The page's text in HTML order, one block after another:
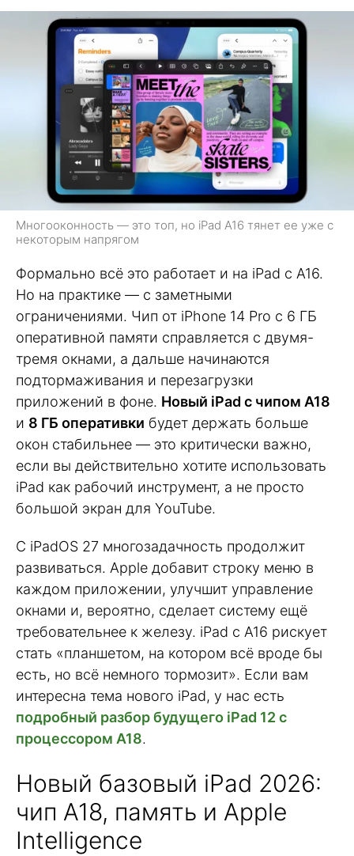
Многооконность — это топ, но iPad A16 тянет ее уже с
некоторым напрягом
Формально всё это работает и на iPad с A16.
Но на практике — с заметными
ограничениями. Чип от iPhone 14 Pro с 6 ГБ
оперативной памяти справляется с двумя-
тремя окнами, а дальше начинаются
подтормаживания и перезагрузки
приложений в фоне. Новый iPad с чипом A18
и 8 ГБ оперативки будет держать больше
окон стабильнее — это критически важно,
если вы действительно хотите использовать
iPad как рабочий инструмент, а не просто
большой экран для YouTube.
С iPadOS 27 многозадачность продолжит
развиваться. Apple добавит строку меню в
каждом приложении, улучшит управление
окнами и, вероятно, сделает систему ещё
требовательнее к железу. iPad с A16 рискует
стать «планшетом, на котором всё вроде бы
есть, но всё немного тормозит». Если вам
интересна тема нового iPad, у нас есть
подробный разбор будущего iPad 12 с
процессором A18.
Новый базовый iPad 2026:
чип A18, память и Apple
Intelligence